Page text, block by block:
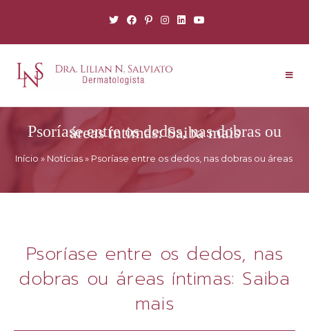
Psoríase entre os dedos, nas dobras ou áreas íntimas: Saiba mais
Início » Notícias» Psoríase entre os dedos, nas dobras ou áreas
Psoríase entre os dedos, nas
dobras ou áreas íntimas: Saiba
mais